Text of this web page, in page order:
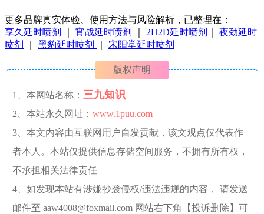
更多品牌真实体验、使用方法与风险解析，已整理在：
享久延时喷剂
宵战延时喷剂 2H2D延时喷剂
夜劲延时
喷剂
黑豹延时喷剂 宋阳堂延时喷剂
版权声明
1、本网站名称： 三九知识
2、本站永久网址： www.1puu.com
3、本文内容由互联网用户自发贡献，该文观点仅代表作
者本人。本站仅提供信息存储空间服务，不拥有所有权，
不承担相关法律责任
4、如发现本站有涉嫌抄袭侵权/违法违规的内容， 请发送
邮件至 aaw4008@foxmail.com 网站右下角【投诉删除】可